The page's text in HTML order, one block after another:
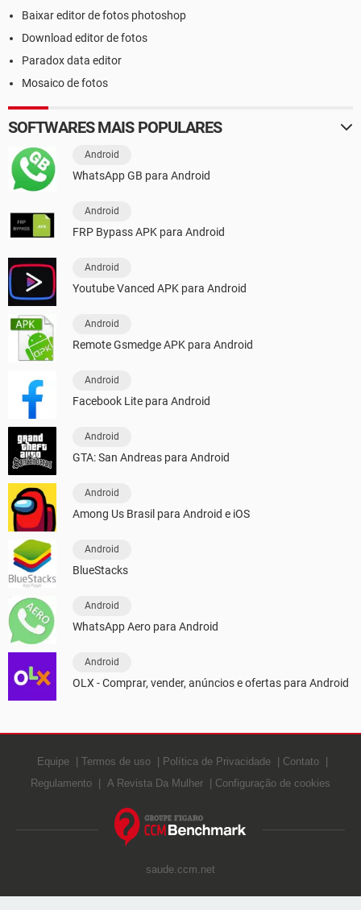
Baixar editor de fotos photoshop
Download editor de fotos
Paradox data editor
Mosaico de fotos
SOFTWARES MAIS POPULARES
Android
WhatsApp GB para Android
Android
FRP Bypass APK para Android
Android
Youtube Vanced APK para Android
Android
Remote Gsmedge APK para Android
Android
Facebook Lite para Android
Android
GTA: San Andreas para Android
Android
Among Us Brasil para Android e iOS
Android
BlueStacks
Android
WhatsApp Aero para Android
Android
OLX - Comprar, vender, anúncios e ofertas para Android
Equipe Termos de uso Política de Privacidade
Contato
Regulamento
A Revista Da Mulher Configuração de cookies
saude.ccm.net